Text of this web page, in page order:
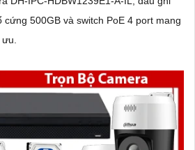
cứng 500GB và switch PoE 4 port mang
ưu.